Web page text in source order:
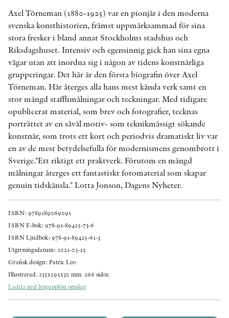
Axel Törneman (1880-1925) var en pionjär i den moderna
svenska konsthistorien, främst uppmärksammad för sina
stora fresker i bland annat Stockholms stadshus och
Riksdagshuset. Intensiv och egensinnig gick han sina egna
vägar utan att inordna sig i någon av tidens konstnärliga
grupperingar. Det här är den första biografin över Axel
Törneman. Här återges alla hans mest kända verk samt en
stor mängd stafflimålningar och teckningar. Med tidigare
opublicerat material, som brev och fotografier, tecknas
porträttet av en såväl motiv- som teknikmässigt sökande
konstnär, som trots ett kort och periodvis dramatiskt liv var
en av de mest betydelsefulla för modernismens genombrott i
Sverige."Ett riktigt ett praktverk. Förutom en mängd
målningar återges ett fantastiskt fotomaterial som skapar
genuin tidskänsla." Lotta Jonson, Dagens Nyheter.
ISBN: 9789189069091
ISBN E-bok: 978-91-89425-73-6
ISBN Ljudbok: 978-91-89425-61-3
Utgivningsdatum: 2021-03-25
Grafisk design: Patric Leo
Illustrerad. 235x295x30 mm. 266 sidor.
Ladda ned högupplöst omslag